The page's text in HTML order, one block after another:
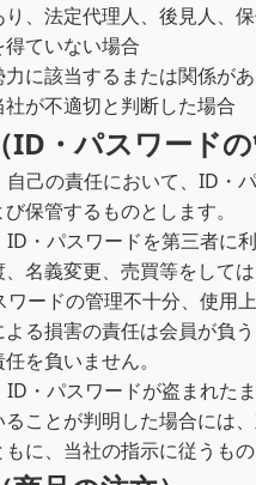
、法定代理人、後見人、
得ていない場合
力に該当するまたは関係が
社が不適切と判断した場合
ID・パスワードの
自己の責任において、ID・
保管するものとします。
ID・パスワードを第三者に
名義変更、売買等をしては
ワードの管理不十分、使用
る損害の責任は会員が負
を負いません。
ID・パスワードが盗まれた
ることが判明した場合には
に、当社の指示に従うもの